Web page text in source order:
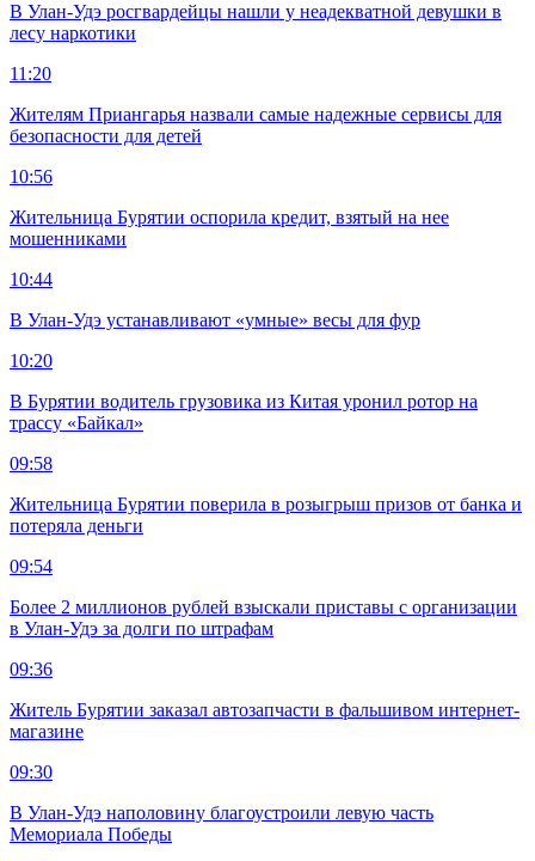
В Улан-Удэ росгвардейцы нашли у неадекватной девушки в
лесу наркотики
11:20
Жителям Приангарья назвали самые надежные сервисы для
безопасности для детей
10:56
Жительница Бурятии оспорила кредит, взятый на нее
мошенниками
10:44
В Улан-Удэ устанавливают «умные» весы для фур
10:20
В Бурятии водитель грузовика из Китая уронил ротор на
трассу «Байкал»
09:58
Жительница Бурятии поверила в розыгрыш призов от банка и
потеряла деньги
09:54
Более 2 миллионов рублей взыскали приставы с организации
в Улан-Удэ за долги по штрафам
09:36
Житель Бурятии заказал автозапчасти в фальшивом интернет-
магазине
09:30
В Улан-Удэ наполовину благоустроили левую часть
Мемориала Победы